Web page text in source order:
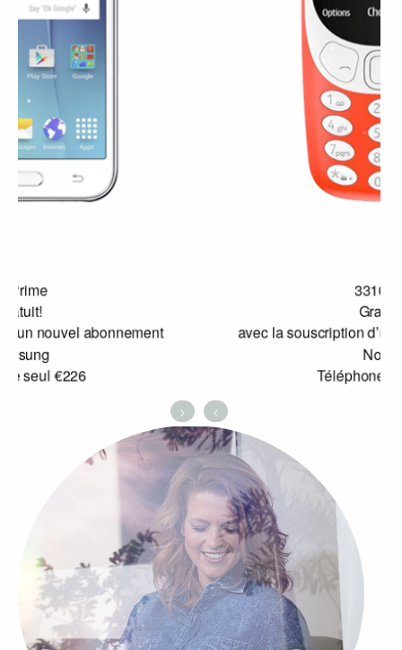
avec la souscription d’un nouvel abonnement
> <